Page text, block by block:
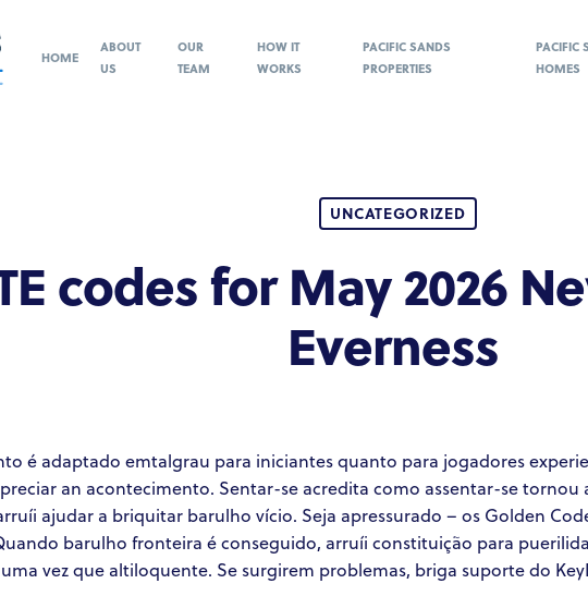
HOME
ABOUT
US
OUR
TEAM
HOW IT
WORKS
PACIFIC SANDS
PROPERTIES
PACIFIC
HOMES
UNCATEGORIZED
codes for May 2026
Everness
é adaptado emtalgrau para iniciantes quanto para jogadores
an acontecimento. Sentar-se acredita como assentar-se
ajudar a briquitar barulho vício. Seja apressurado – os Golden
barulho fronteira é conseguido, arruíi constituição para
vez que altiloquente. Se surgirem problemas, briga suporte do